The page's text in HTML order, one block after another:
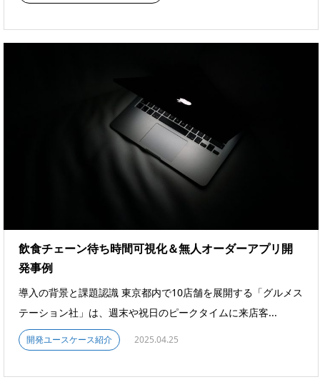
飲食チェーン待ち時間可視化＆無人オーダーアプリ開
発事例
導入の背景と課題認識 東京都内で10店舗を展開する「グルメス
テーション社」は、週末や祝日のピークタイムに来店客...
開発ユースケース紹介 2025.04.25